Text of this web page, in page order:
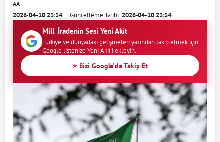
AA
2026-04-10 23:34 Güncelleme Tarihi:2026-04-10 23:34
Milli İradenin Sesi Yeni Akit
Türkiye ve dünyadaki gelişmeleri yakından takip etmek için
Google listenize Yeni Akit'i ekleyin.
⭐ Bizi Google'da Takip Et